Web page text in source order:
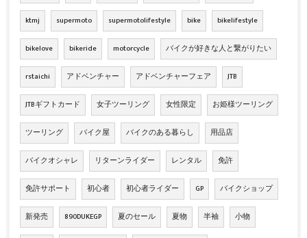
ktmj supermoto supermotolifestyle bike bikelifestyle
bikelove bikeride motorcycle バイクが好きな人と繋がりたい
rstaichi アドベンチャー アドベンチャーフェア JTB
JTBギフトカード 女子ツーリング 女性限定 お姫様ツーリング
ツーリング バイク屋 バイクのある暮らし 用品店
バイクオシャレ リターンライダー レンタル 免許
免許サポート 初心者 初心者ライダー GP バイクショップ
新発売 890DUKEGP 夏のセール 夏物 半袖 小物